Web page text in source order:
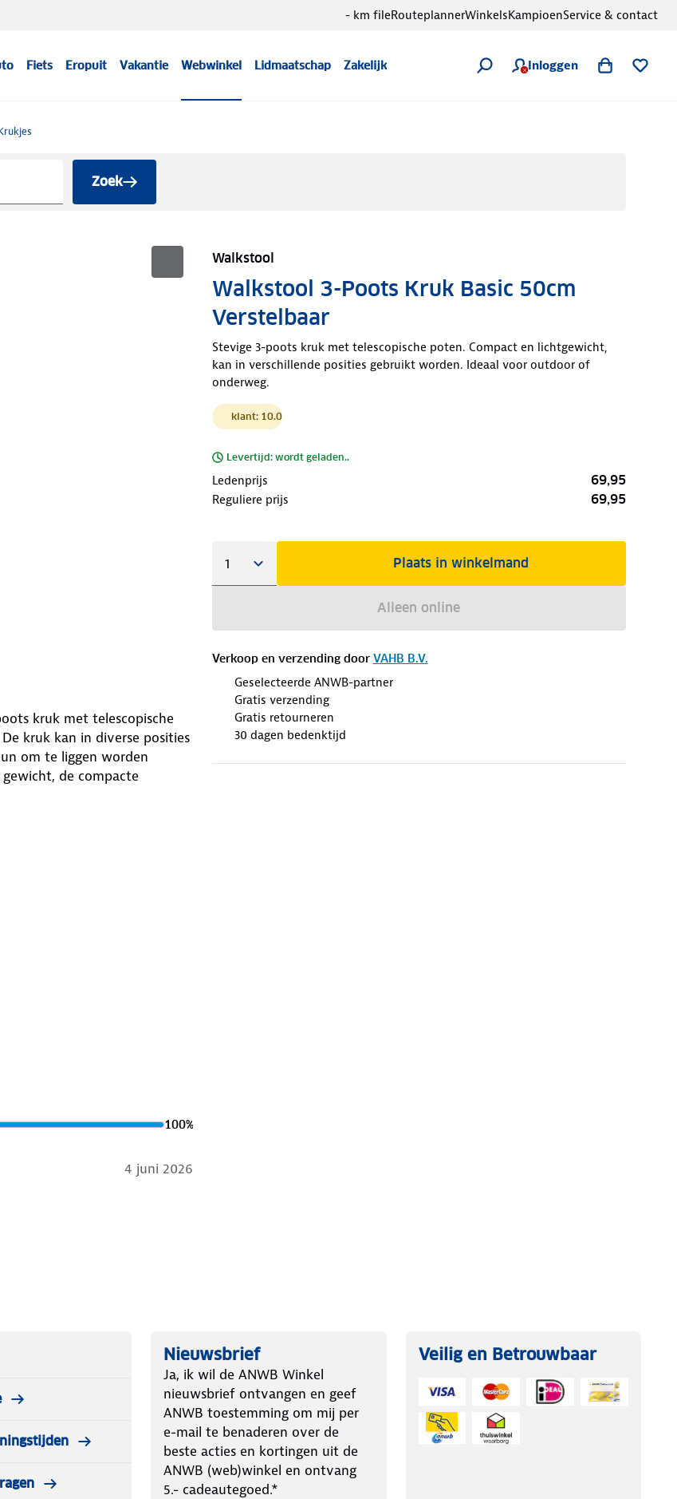
Fiets Eropuit Vakantie Webwinkel Lidmaatschap Zakelijk Inloggen
- km fileRouteplannerWinkelsKampioenService & contact
Zoek
Walkstool
Walkstool 3-Poots Kruk Basic 50cm
Verstelbaar
Stevige 3-poots kruk met telescopische poten. Compact en lichtgewicht,
kan in verschillende posities gebruikt worden. Ideaal voor outdoor of
onderweg.
klant: 10.0
Levertijd: wordt geladen..
Ledenprijs 69,95
Reguliere prijs 69,95
Plaats in winkelmand
Alleen online
Verkoop en verzending door VAHB B.V.
Geselecteerde ANWB-partner
Gratis verzending
Gratis retourneren
30 dagen bedenktijd
kruk met telescopische
kruk kan in diverse posities
om te liggen worden
de compacte
100%
4 juni 2026
Nieuwsbrief
Ja, ik wil de ANWB Winkel
nieuwsbrief ontvangen en geef
ANWB toestemming om mij per
e-mail te benaderen over de
beste acties en kortingen uit de
ANWB (web)winkel en ontvang
5.- cadeautegoed.*
Veilig en Betrouwbaar